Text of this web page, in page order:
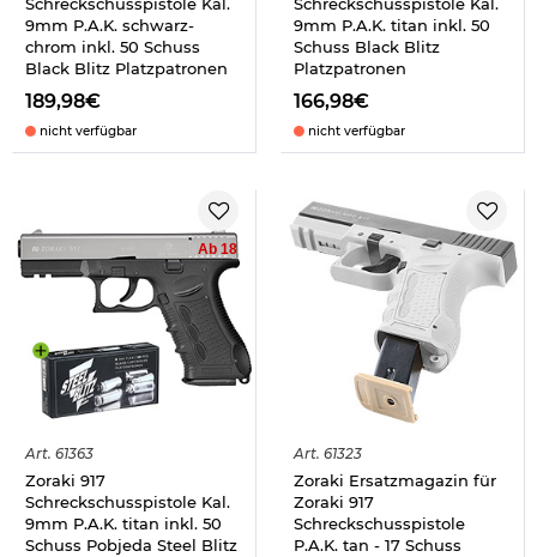
Schreckschusspistole Kal.
9mm P.A.K. schwarz-
chrom inkl. 50 Schuss
Black Blitz Platzpatronen
189,98€
nicht verfügbar
Schreckschusspistole Kal.
9mm P.A.K. titan inkl. 50
Schuss Black Blitz
Platzpatronen
166,98€
nicht verfügbar
Ab 18
Art. 61363
Zoraki 917
Schreckschusspistole Kal.
9mm P.A.K. titan inkl. 50
Schuss Pobjeda Steel Blitz
Art. 61323
Zoraki Ersatzmagazin für
Zoraki 917
Schreckschusspistole
P.A.K. tan - 17 Schuss